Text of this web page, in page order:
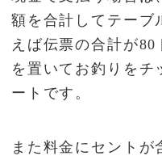
額を合計してテーブ
えば伝票の合計が
を置いてお釣りをチ
ートです。
また料金にセントが